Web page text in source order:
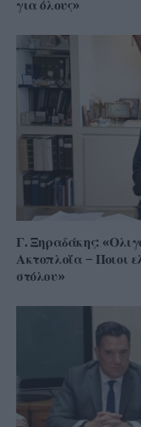
για όλους»
Γ. Ξηραδάκης:
Ακτοπλοΐα – Ποιοι
στόλου»